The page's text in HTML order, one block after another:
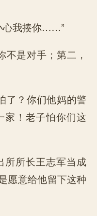
心我揍你……”
不是对手；第二，
了？你们他妈的警
家！老子怕你们这
所所长王志军当成
愿意给他留下这种